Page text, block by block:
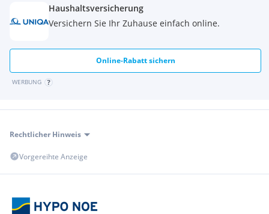
Haushaltsversicherung
Versichern Sie Ihr Zuhause einfach online.
Online-Rabatt sichern
WERBUNG
Rechtlicher Hinweis
Vorgereihte Anzeige